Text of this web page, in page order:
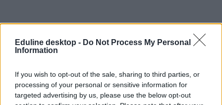
Eduline desktop - Do Not Process My Personal
Information
If you wish to opt-out of the sale, sharing to third parties, or
processing of your personal or sensitive information for
targeted advertising by us, please use the below opt-out